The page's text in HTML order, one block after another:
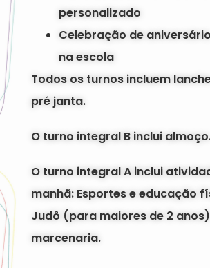
personalizado
Celebração de
na escola
Todos os turnos incluem
pré janta.
O turno integral B inclui
O turno integral A inclui
manhã: Esportes e educação
Judô (para maiores de 2
marcenaria.